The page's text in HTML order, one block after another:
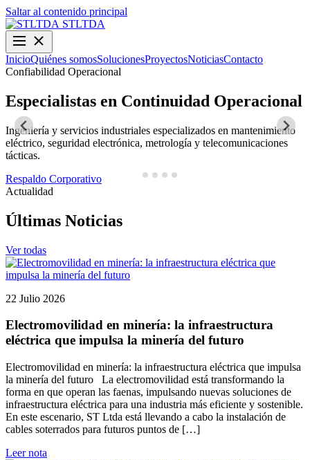
Saltar al contenido principal
STLTDA
InicioQuiénes somosSolucionesProyectosNoticiasContacto
Confiabilidad Operacional
Especialistas en Continuidad Operacional
Ingeniería y servicios industriales especializados en mantenimiento
eléctrico, seguridad electrónica, metrología y telecomunicaciones
tácticas.
Respaldo Corporativo
Actualidad
Últimas Noticias
Ver todas
22 Julio 2026
Electromovilidad en minería: la infraestructura
eléctrica que impulsa la minería del futuro
Electromovilidad en minería: la infraestructura eléctrica que impulsa
la minería del futuro La electromovilidad está transformando la
forma en que operan las faenas, impulsando nuevas soluciones de
infraestructura eléctrica para una industria más eficiente y sostenible.
En este escenario, ST Ltda está llevando a cabo la instalación de
cables soterrados para futuros puntos de […]
Leer nota